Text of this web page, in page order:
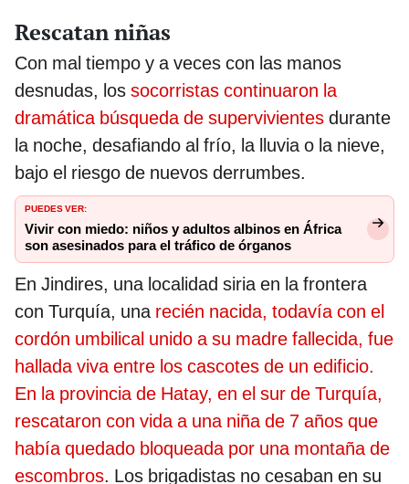
Rescatan niñas
Con mal tiempo y a veces con las manos
desnudas, los socorristas continuaron la
dramática búsqueda de supervivientes durante
la noche, desafiando al frío, la lluvia o la nieve,
bajo el riesgo de nuevos derrumbes.
PUEDES VER:
Vivir con miedo: niños y adultos albinos en África
son asesinados para el tráfico de órganos
En Jindires, una localidad siria en la frontera
con Turquía, una recién nacida, todavía con el
cordón umbilical unido a su madre fallecida, fue
hallada viva entre los cascotes de un edificio.
En la provincia de Hatay, en el sur de Turquía,
rescataron con vida a una niña de 7 años que
había quedado bloqueada por una montaña de
escombros. Los brigadistas no cesaban en su